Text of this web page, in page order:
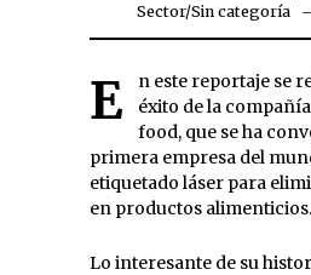
Sector/Sin categoría
En este reportaje se refiere el caso de
éxito de la
food, que se ha
primera empresa del
etiquetado láser para
en productos alimenticios.
Lo interesante de su